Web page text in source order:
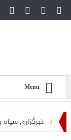
Menu
خبرگزاری